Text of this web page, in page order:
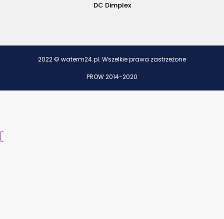
DC Dimplex
2022 © waterm24.pl. Wszelkie prawa zastrzeżone
PROW 2014-2020